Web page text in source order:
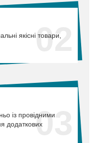
02
якісні товари,
03
із провідними
додаткових